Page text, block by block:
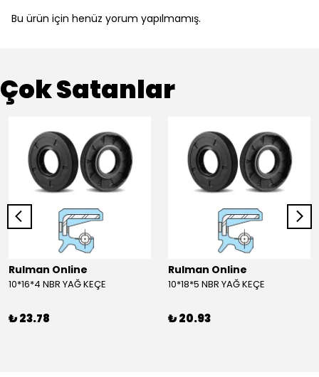
Bu ürün için henüz yorum yapılmamış.
Çok Satanlar
Rulman Online
10*16*4 NBR YAĞ KEÇE
₺ 23.78
Rulman Online
10*18*5 NBR YAĞ KEÇE
₺ 20.93